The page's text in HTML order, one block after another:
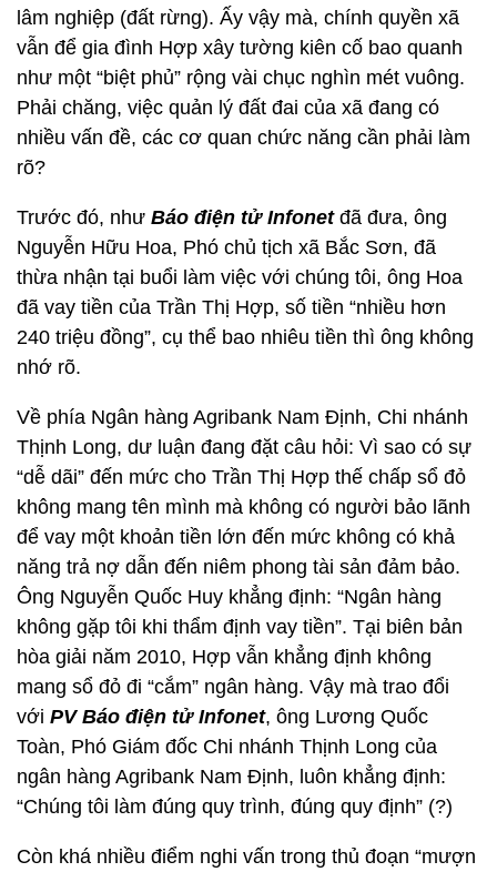
lâm nghiệp (đất rừng). Ấy vậy mà, chính quyền xã
vẫn để gia đình Hợp xây tường kiên cố bao quanh
như một “biệt phủ” rộng vài chục nghìn mét vuông.
Phải chăng, việc quản lý đất đai của xã đang có
nhiều vấn đề, các cơ quan chức năng cần phải làm
rõ?
Trước đó, như Báo điện tử Infonetđã đưa, ông
Nguyễn Hữu Hoa, Phó chủ tịch xã Bắc Sơn, đã
thừa nhận tại buổi làm việc với chúng tôi, ông Hoa
đã vay tiền của Trần Thị Hợp, số tiền “nhiều hơn
240 triệu đồng”, cụ thể bao nhiêu tiền thì ông không
nhớ rõ.
Về phía Ngân hàng Agribank Nam Định, Chi nhánh
Thịnh Long, dư luận đang đặt câu hỏi: Vì sao có sự
“dễ dãi” đến mức cho Trần Thị Hợp thế chấp sổ đỏ
không mang tên mình mà không có người bảo lãnh
để vay một khoản tiền lớn đến mức không có khả
năng trả nợ dẫn đến niêm phong tài sản đảm bảo.
Ông Nguyễn Quốc Huy khẳng định: “Ngân hàng
không gặp tôi khi thẩm định vay tiền”. Tại biên bản
hòa giải năm 2010, Hợp vẫn khẳng định không
mang sổ đỏ đi “cắm” ngân hàng. Vậy mà trao đổi
với PV Báo điện tử Infonet, ông Lương Quốc
Toàn, Phó Giám đốc Chi nhánh Thịnh Long của
ngân hàng Agribank Nam Định, luôn khẳng định:
“Chúng tôi làm đúng quy trình, đúng quy định” (?)
Còn khá nhiều điểm nghi vấn trong thủ đoạn “mượn